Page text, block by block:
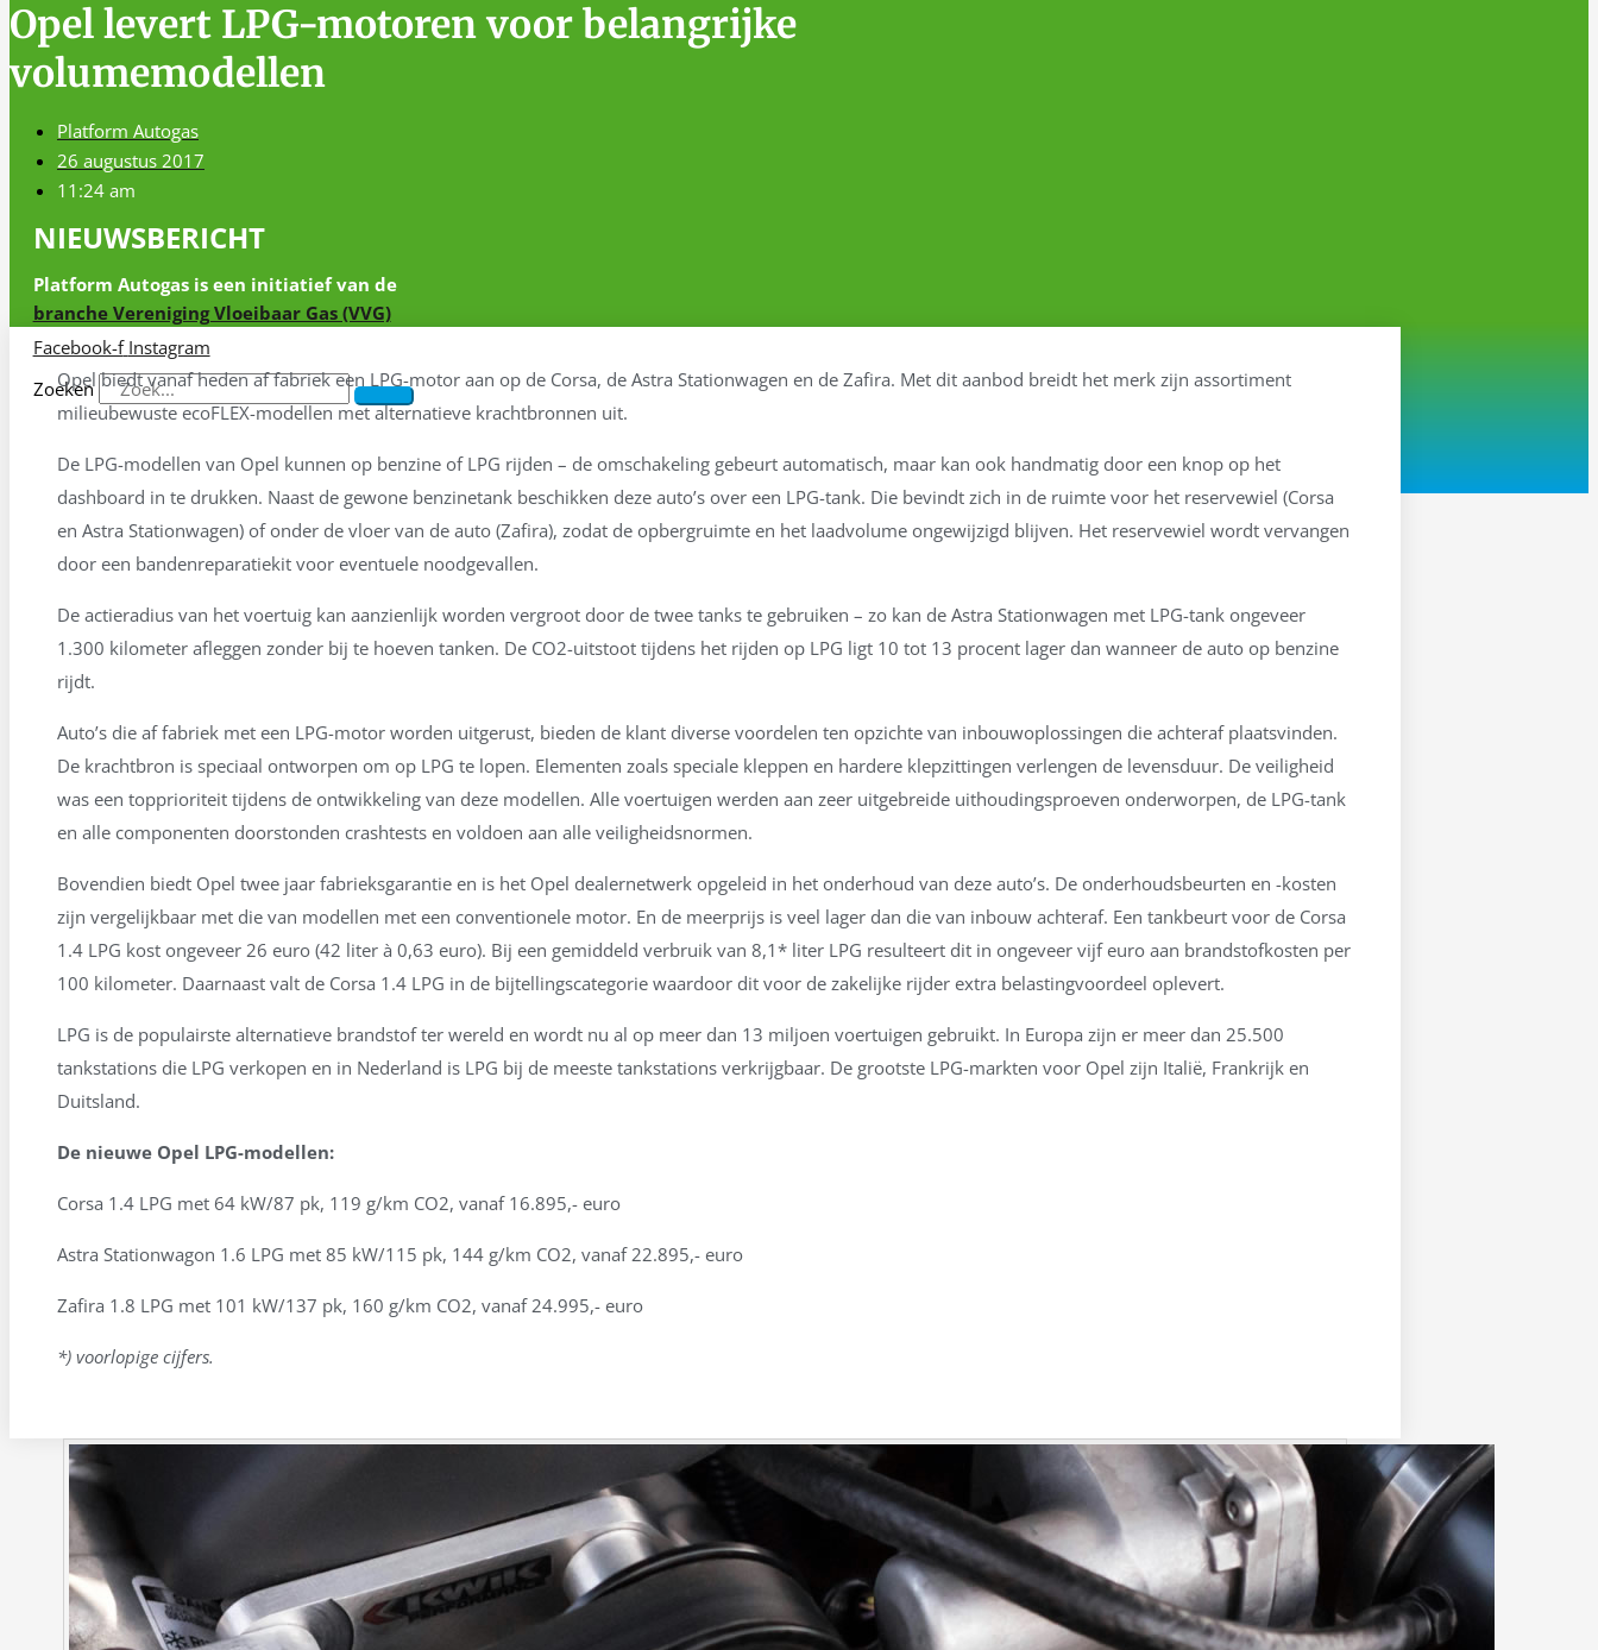
Opel levert LPG-motoren voor belangrijke
volumemodellen
Platform Autogas
26 augustus 2017
11:24 am
NIEUWSBERICHT
Platform Autogas is een initiatief van de
branche Vereniging Vloeibaar Gas (VVG)
Facebook-f Instagram
Zoeken
Opel biedt vanaf heden af fabriek een LPG-motor aan op de Corsa, de Astra Stationwagen en de Zafira. Met dit aanbod breidt het merk zijn assortiment
milieubewuste ecoFLEX-modellen met alternatieve krachtbronnen uit.
De LPG-modellen van Opel kunnen op benzine of LPG rijden – de omschakeling gebeurt automatisch, maar kan ook handmatig door een knop op het
dashboard in te drukken. Naast de gewone benzinetank beschikken deze auto’s over een LPG-tank. Die bevindt zich in de ruimte voor het reservewiel (Corsa
en Astra Stationwagen) of onder de vloer van de auto (Zafira), zodat de opbergruimte en het laadvolume ongewijzigd blijven. Het reservewiel wordt vervangen
door een bandenreparatiekit voor eventuele noodgevallen.
De actieradius van het voertuig kan aanzienlijk worden vergroot door de twee tanks te gebruiken – zo kan de Astra Stationwagen met LPG-tank ongeveer
1.300 kilometer afleggen zonder bij te hoeven tanken. De CO2-uitstoot tijdens het rijden op LPG ligt 10 tot 13 procent lager dan wanneer de auto op benzine
rijdt.
Auto’s die af fabriek met een LPG-motor worden uitgerust, bieden de klant diverse voordelen ten opzichte van inbouwoplossingen die achteraf plaatsvinden.
De krachtbron is speciaal ontworpen om op LPG te lopen. Elementen zoals speciale kleppen en hardere klepzittingen verlengen de levensduur. De veiligheid
was een topprioriteit tijdens de ontwikkeling van deze modellen. Alle voertuigen werden aan zeer uitgebreide uithoudingsproeven onderworpen, de LPG-tank
en alle componenten doorstonden crashtests en voldoen aan alle veiligheidsnormen.
Bovendien biedt Opel twee jaar fabrieksgarantie en is het Opel dealernetwerk opgeleid in het onderhoud van deze auto’s. De onderhoudsbeurten en -kosten
zijn vergelijkbaar met die van modellen met een conventionele motor. En de meerprijs is veel lager dan die van inbouw achteraf. Een tankbeurt voor de Corsa
1.4 LPG kost ongeveer 26 euro (42 liter à 0,63 euro). Bij een gemiddeld verbruik van 8,1* liter LPG resulteert dit in ongeveer vijf euro aan brandstofkosten per
100 kilometer. Daarnaast valt de Corsa 1.4 LPG in de bijtellingscategorie waardoor dit voor de zakelijke rijder extra belastingvoordeel oplevert.
LPG is de populairste alternatieve brandstof ter wereld en wordt nu al op meer dan 13 miljoen voertuigen gebruikt. In Europa zijn er meer dan 25.500
tankstations die LPG verkopen en in Nederland is LPG bij de meeste tankstations verkrijgbaar. De grootste LPG-markten voor Opel zijn Italië, Frankrijk en
Duitsland.
De nieuwe Opel LPG-modellen:
Corsa 1.4 LPG met 64 kW/87 pk, 119 g/km CO2, vanaf 16.895,- euro
Astra Stationwagon 1.6 LPG met 85 kW/115 pk, 144 g/km CO2, vanaf 22.895,- euro
Zafira 1.8 LPG met 101 kW/137 pk, 160 g/km CO2, vanaf 24.995,- euro
*) voorlopige cijfers.